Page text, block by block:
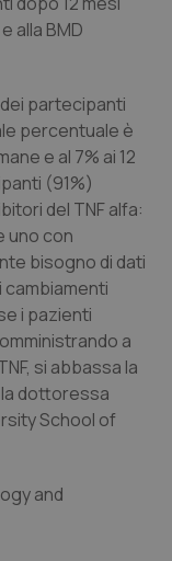
alla BMD
partecipanti
percentuale è
e al 7% ai 12
(91%)
del TNF alfa:
uno con
bisogno di dati
cambiamenti
i pazienti
a
si abbassa la
dottoressa
School of
and